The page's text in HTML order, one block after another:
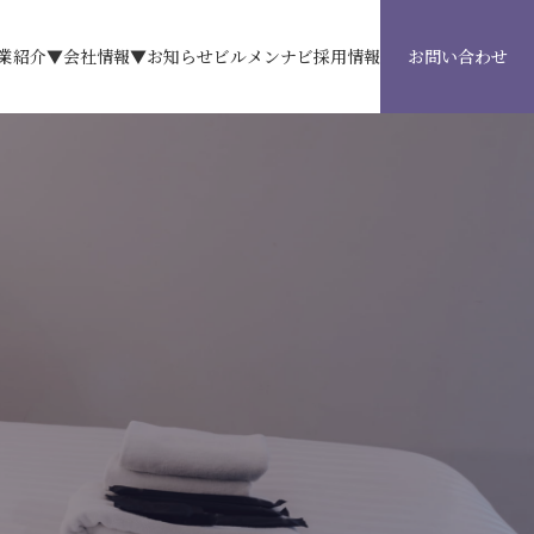
紹介▼会社情報▼お知らせビルメンナビ採用情報 お問い合わせ